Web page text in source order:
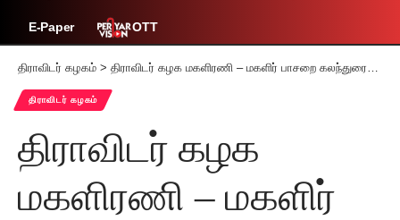
E-Paper OTT
திராவிடர் கழகம் > திராவிடர் கழக மகளிரணி – மகளிர் பாசறை கலந்துரையாடல் கூட்டம்
திராவிடர் கழகம்
திராவிடர் கழக
மகளிரணி – மகளிர்